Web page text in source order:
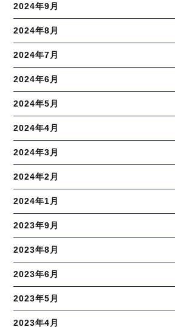
2024年9月
2024年8月
2024年7月
2024年6月
2024年5月
2024年4月
2024年3月
2024年2月
2024年1月
2023年9月
2023年8月
2023年6月
2023年5月
2023年4月